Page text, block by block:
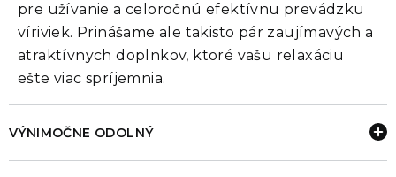
pre užívanie a celoročnú efektívnu prevádzku
víriviek. Prinášame ale takisto pár zaujímavých a
atraktívnych doplnkov, ktoré vašu relaxáciu
ešte viac spríjemnia.
VÝNIMOČNE ODOLNÝ